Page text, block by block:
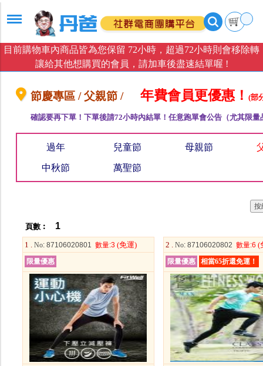
目前購物車內商品皆為您保留 72小時，超過72小時則會移除轉
讓給其他想購買的會員，請加車後盡速結單喔 !
節慶專區 / 父親節 / 年費會員更優惠！ (部
確認要再下單！下單後請72小時內結單！任意跑單會公告（尤其限
過年 兒童節 母親節
中秋節 萬聖節
頁數︰ 1
1 . No: 87106020801 數量:3(免運)
限量優惠
2 . No: 87106020802 數量:6 (
限量優惠 相當65折還免運！